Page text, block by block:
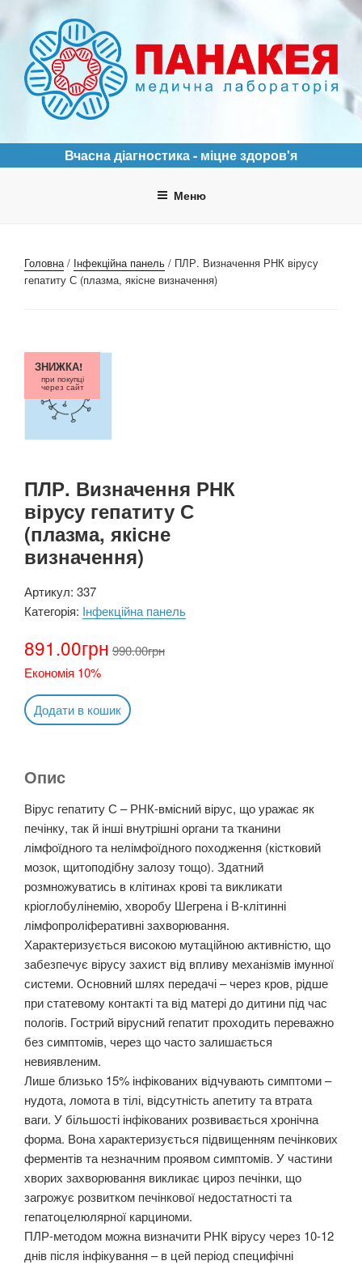
вмісту
ПАНАКЕЯ
Вчасна діагностика - міцне здоров'я
Меню
Головна/ Інфекційна панель / ПЛР. Визначення РНК вірусу
гепатиту С (плазма, якісне визначення)
ПЛР. Визначення РНК
вірусу гепатиту С
(плазма, якісне
визначення)
Артикул: 337
Категорія: Інфекційна панель
891.00грн 990.00грн
Економія 10%
ЗНИЖКА!
при покупці
через сайт
Додати в кошик
Опис
Вірус гепатиту С – РНК-вмісний вірус, що уражає як
печінку, так й інші внутрішні органи та тканини
лімфоїдного та нелімфоїдного походження (кістковий
мозок, щитоподібну залозу тощо). Здатний
розмножуватись в клітинах крові та викликати
кріоглобулінемію, хворобу Шегрена і В-клітинні
лімфопроліферативні захворювання.
Характеризується високою мутаційною активністю, що
забезпечує вірусу захист від впливу механізмів імунної
системи. Основний шлях передачі – через кров, рідше
при статевому контакті та від матері до дитини під час
пологів. Гострий вірусний гепатит проходить переважно
без симптомів, через що часто залишається
невиявленим.
Лише близько 15% інфікованих відчувають симптоми –
нудота, ломота в тілі, відсутність апетиту та втрата
ваги. У більшості інфікованих розвивається хронічна
форма. Вона характеризується підвищенням печінкових
ферментів та незначним проявом симптомів. У частини
хворих захворювання викликає цироз печінки, що
загрожує розвитком печінкової недостатності та
гепатоцелюлярної карциноми.
ПЛР-методом можна визначити РНК вірусу через 10-12
днів після інфікування – в цей період специфічні